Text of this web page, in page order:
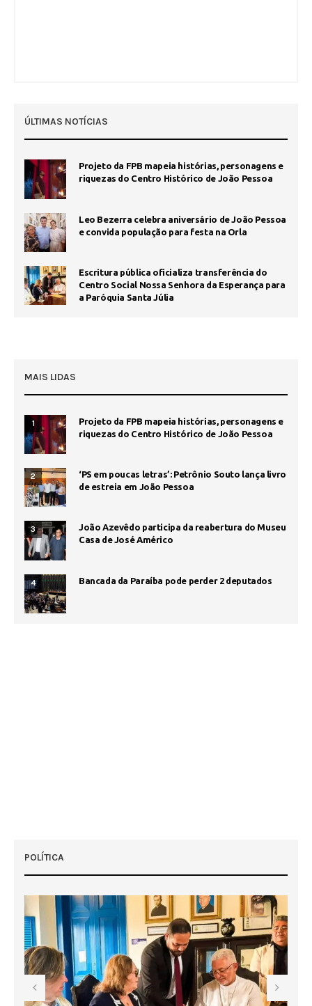
ÚLTIMAS NOTÍCIAS
Projeto da FPB mapeia histórias, personagens e
riquezas do Centro Histórico de João Pessoa
Leo Bezerra celebra aniversário de João Pessoa
e convida população para festa na Orla
Escritura pública oficializa transferência do
Centro Social Nossa Senhora da Esperança para
a Paróquia Santa Júlia
MAIS LIDAS
1
Projeto da FPB mapeia histórias, personagens e
riquezas do Centro Histórico de João Pessoa
2
‘PS em poucas letras’: Petrônio Souto lança livro
de estreia em João Pessoa
3
João Azevêdo participa da reabertura do Museu
Casa de José Américo
4 Bancada da Paraíba pode perder 2 deputados
POLÍTICA